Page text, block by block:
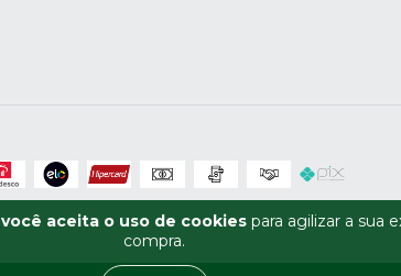
você aceita o uso de cookies para agilizar a sua
compra.